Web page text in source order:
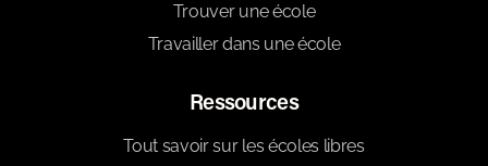
Trouver une école
Travailler dans une école
Ressources
Tout savoir sur les écoles libres